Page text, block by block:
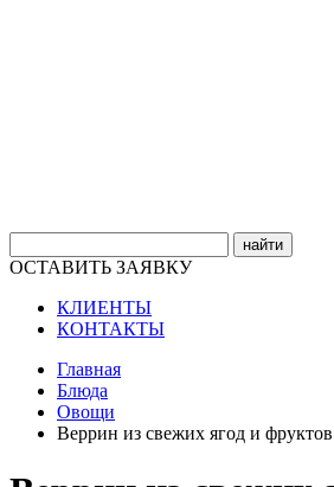
найти
ОСТАВИТЬ ЗАЯВКУ
КЛИЕНТЫ
КОНТАКТЫ
Главная
Блюда
Овощи
Веррин из свежих ягод и фруктов